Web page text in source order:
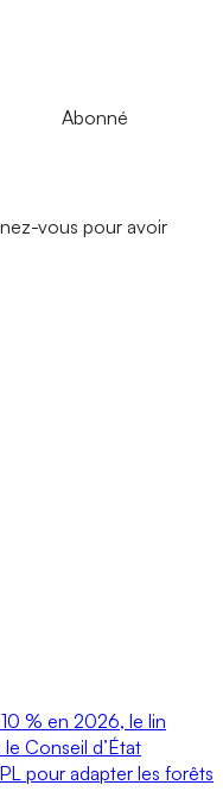
Abonné
vous pour avoir
% en 2026, le lin
Conseil d’État
pour adapter les forêts